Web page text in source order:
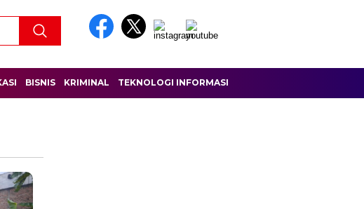
BISNIS KRIMINAL TEKNOLOGI INFORMASI